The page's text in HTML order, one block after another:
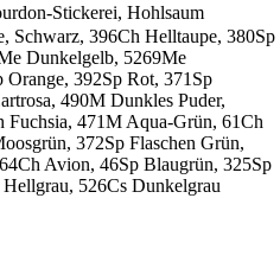
Stickerei, Hohlsaum
Schwarz, 396Ch Helltaupe, 380Sp
Dunkelgelb, 5269Me
Orange, 392Sp Rot, 371Sp
490M Dunkles Puder,
Fuchsia, 471M Aqua-Grün, 61Ch
372Sp Flaschen Grün,
Avion, 46Sp Blaugrün, 325Sp
526Cs Dunkelgrau